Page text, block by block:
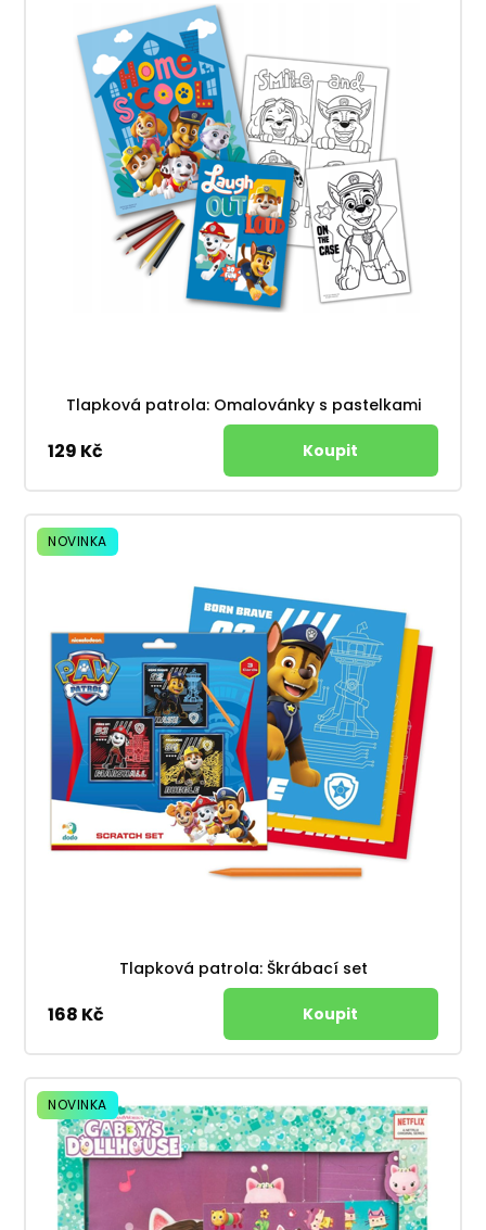
Tlapková patrola: Omalovánky s pastelkami
129 Kč
NOVINKA
Tlapková patrola: Škrábací set
168 Kč
NOVINKA